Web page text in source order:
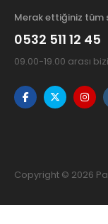
Merak ettiğiniz tüm
0532 511 12 45
09.00-19.00 arası
Copyright © 2026